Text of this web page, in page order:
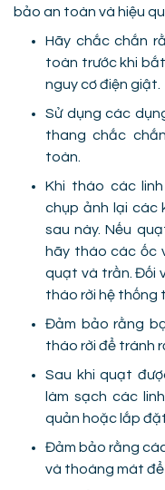
bảo an toàn và hiệu
Hãy chắc chắn
toàn trước khi
nguy cơ điện giật.
Sử dụng các
thang chắc
toàn.
Khi tháo các
chụp ảnh lại các
sau này. Nếu
hãy tháo các ốc
quạt và trần. Đối
tháo rời hệ thống
Đảm bảo rằng
tháo rời để tránh
Sau khi quạt
làm sạch các
quản hoặc lắp đặt
Đảm bảo rằng
và thoáng mát để